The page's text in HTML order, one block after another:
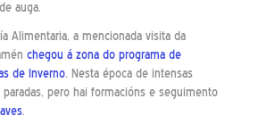
auga.
Alimentaria, a mencionada visita da
chegou á zona do programa de
de Inverno. Nesta época de intensas
pero hai formacións e seguimento
.